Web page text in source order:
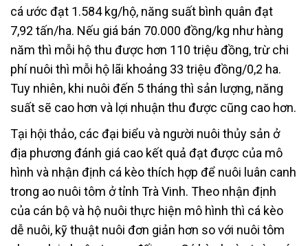
cá ước đạt 1.584 kg/hộ, năng suất bình quân đạt
7,92 tấn/ha. Nếu giá bán 70.000 đồng/kg như hàng
năm thì mỗi hộ thu được hơn 110 triệu đồng, trừ chi
phí nuôi thì mỗi hộ lãi khoảng 33 triệu đồng/0,2 ha.
Tuy nhiên, khi nuôi đến 5 tháng thì sản lượng, năng
suất sẽ cao hơn và lợi nhuận thu được cũng cao hơn.
Tại hội thảo, các đại biểu và người nuôi thủy sản ở
địa phương đánh giá cao kết quả đạt được của mô
hình và nhận định cá kèo thích hợp để nuôi luân canh
trong ao nuôi tôm ở tỉnh Trà Vinh. Theo nhận định
của cán bộ và hộ nuôi thực hiện mô hình thì cá kèo
dễ nuôi, kỹ thuật nuôi đơn giản hơn so với nuôi tôm